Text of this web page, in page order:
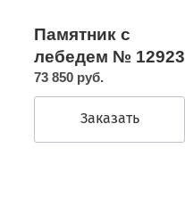
Памятник с
лебедем № 12923
73 850 руб.
Заказать